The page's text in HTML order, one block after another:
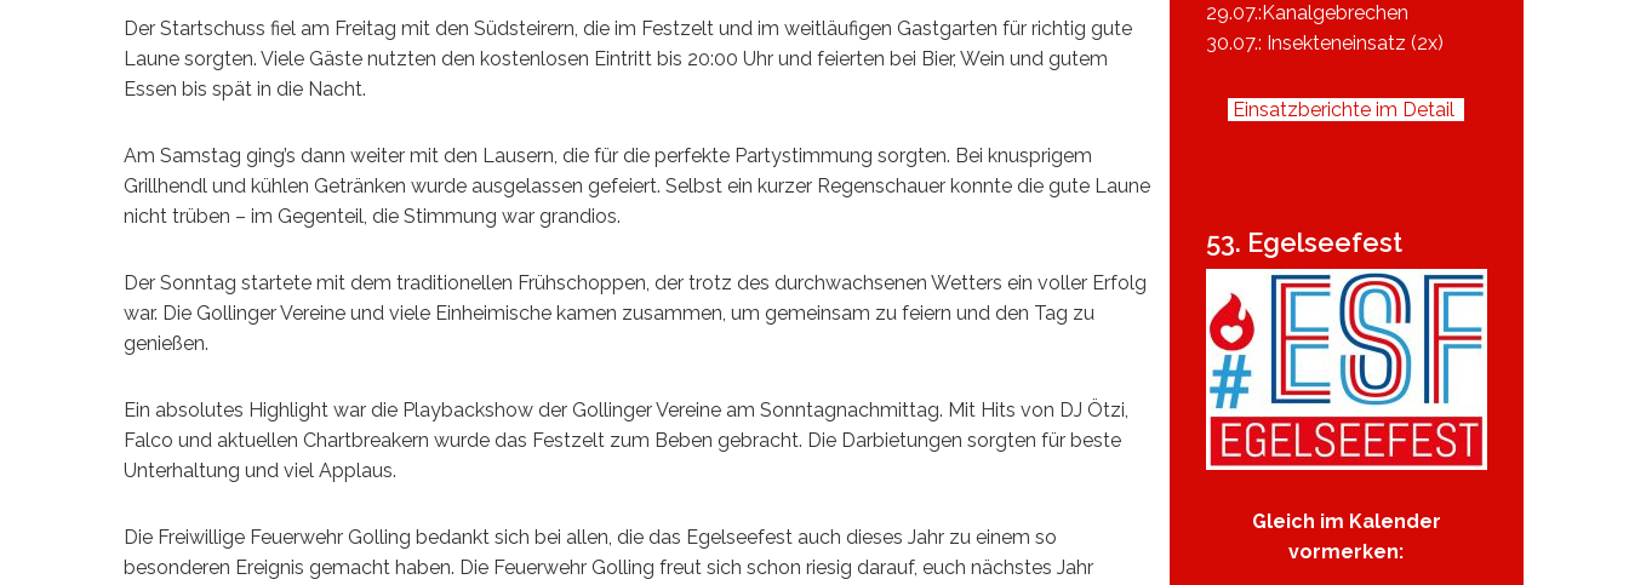
Der Startschuss fiel am Freitag mit den Südsteirern, die im Festzelt und im weitläufigen Gastgarten für richtig gute
Laune sorgten. Viele Gäste nutzten den kostenlosen Eintritt bis 20:00 Uhr und feierten bei Bier, Wein und gutem
Essen bis spät in die Nacht.
Am Samstag ging’s dann weiter mit den Lausern, die für die perfekte Partystimmung sorgten. Bei knusprigem
Grillhendl und kühlen Getränken wurde ausgelassen gefeiert. Selbst ein kurzer Regenschauer konnte die gute Laune
nicht trüben – im Gegenteil, die Stimmung war grandios.
Der Sonntag startete mit dem traditionellen Frühschoppen, der trotz des durchwachsenen Wetters ein voller Erfolg
war. Die Gollinger Vereine und viele Einheimische kamen zusammen, um gemeinsam zu feiern und den Tag zu
genießen.
Ein absolutes Highlight war die Playbackshow der Gollinger Vereine am Sonntagnachmittag. Mit Hits von DJ Ötzi,
Falco und aktuellen Chartbreakern wurde das Festzelt zum Beben gebracht. Die Darbietungen sorgten für beste
Unterhaltung und viel Applaus.
Die Freiwillige Feuerwehr Golling bedankt sich bei allen, die das Egelseefest auch dieses Jahr zu einem so
besonderen Ereignis gemacht haben. Die Feuerwehr Golling freut sich schon riesig darauf, euch nächstes Jahr
29.07.:Kanalgebrechen
30.07.: Insekteneinsatz (2x)
Einsatzberichte im Detail
53. Egelseefest
Gleich im Kalender
vormerken: